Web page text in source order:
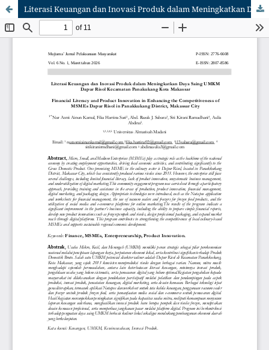
Literasi Keuangan dan Inovasi Produk dalam Meningkatkan Daya Saing UMKM Dapur Risol Kecamatan Panakukang Kota Makassar